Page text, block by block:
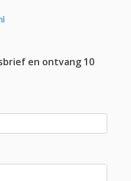
en ontvang 10